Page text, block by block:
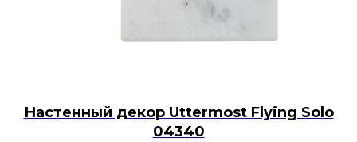
Настенный декор Uttermost Flying Solo
04340